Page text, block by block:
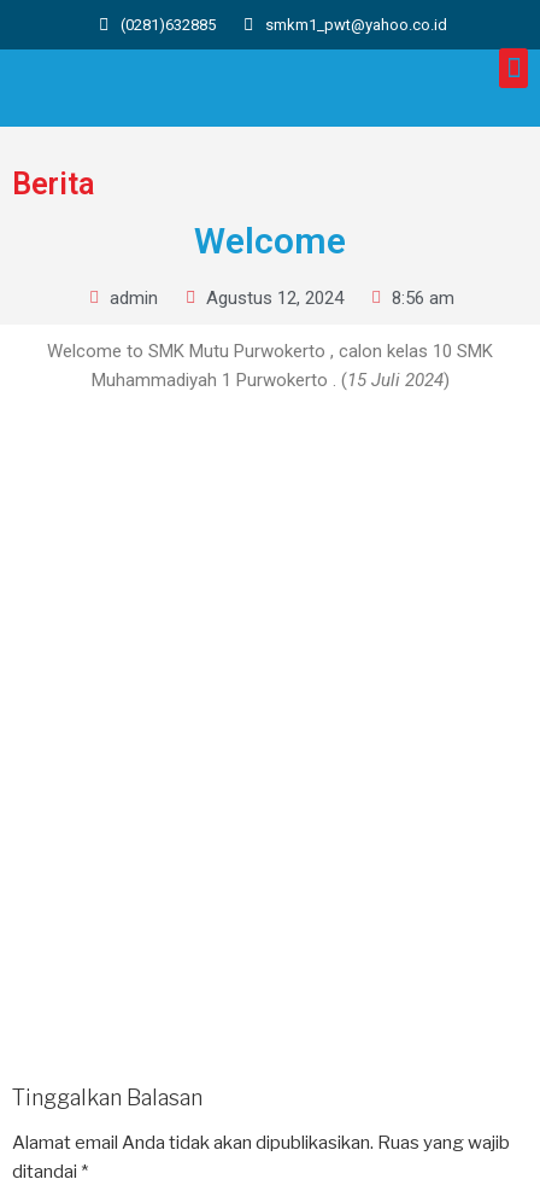
(0281)632885 smkm1_pwt@yahoo.co.id
Berita
Welcome
admin Agustus 12, 2024 8:56 am
Welcome to SMK Mutu Purwokerto , calon kelas 10 SMK
Muhammadiyah 1 Purwokerto . (15 Juli 2024)
Tinggalkan Balasan
Alamat email Anda tidak akan dipublikasikan. Ruas yang wajib
ditandai *